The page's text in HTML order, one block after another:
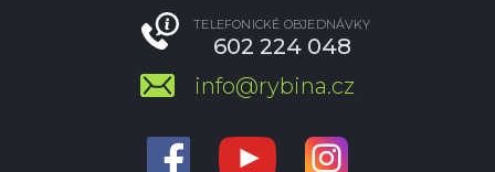
TELEFONICKÉ OBJEDNÁVKY
602 224 048
info@rybina.cz